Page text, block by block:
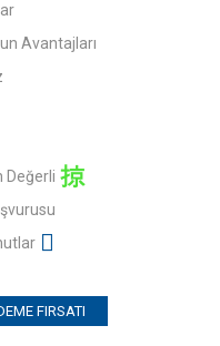
Avantajları
Değerli
FIRSATI